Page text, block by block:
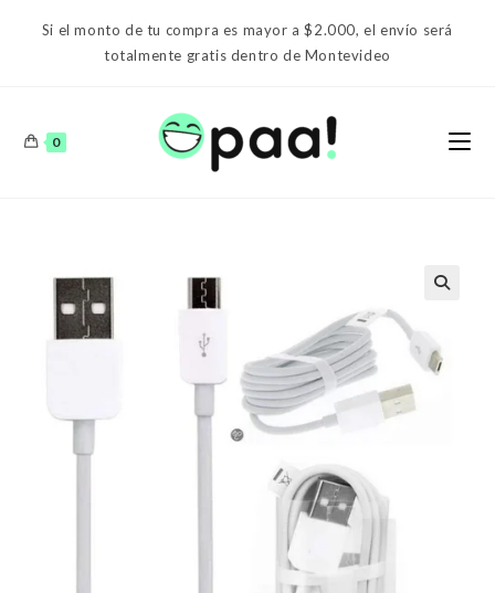
Si el monto de tu compra es mayor a $2.000, el envío será
totalmente gratis dentro de Montevideo
0